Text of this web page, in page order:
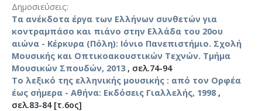
Δημοσιεύσεις
Τα ανέκδοτα έργα των Ελλήνων συνθετών για
κοντραμπάσο και πιάνο στην Ελλάδα του 20ου
αιώνα - Κέρκυρα (Πόλη): Ιόνιο Πανεπιστήμιο. Σχολή
Μουσικής και Οπτικοακουστικών Τεχνών. Τμήμα
Μουσικών Σπουδών, 2013 , σελ.74-94
Το λεξικό της ελληνικής μουσικής : από τον Ορφέα
έως σήμερα - Αθήνα: Εκδόσεις Γιαλλελής, 1998 ,
σελ.83-84 [τ.6ος]